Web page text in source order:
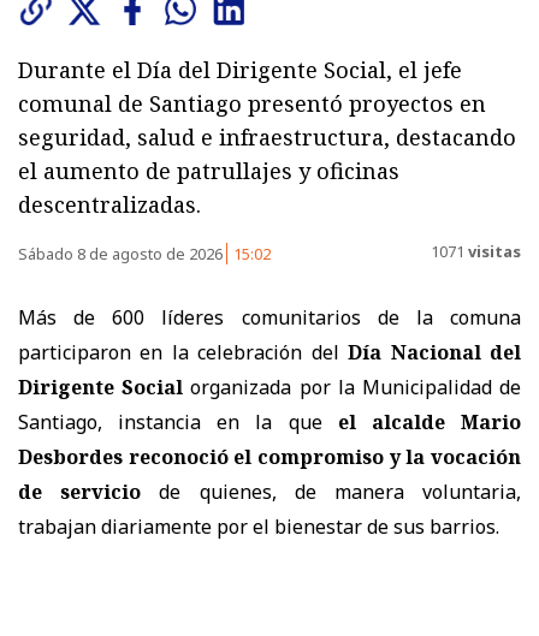
Durante el Día del Dirigente Social, el jefe
comunal de Santiago presentó proyectos en
seguridad, salud e infraestructura, destacando
el aumento de patrullajes y oficinas
descentralizadas.
Sábado 8 de agosto de 2026 15:02 1071 visitas
Más de 600 líderes comunitarios de la comuna
participaron en la celebración delDía Nacional del
Dirigente Social organizada por la Municipalidad de
Santiago, instancia en la que el alcalde Mario
Desbordes reconoció el compromiso y la vocación
de servicio de quienes, de manera voluntaria,
trabajan diariamente por el bienestar de sus barrios.